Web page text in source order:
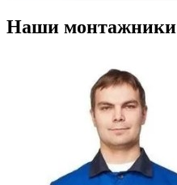
Наши монтажники